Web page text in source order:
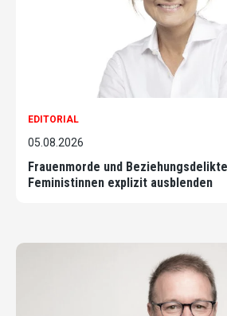
EDITORIAL
05.08.2026
Frauenmorde und
Feministinnen explizit ausblenden